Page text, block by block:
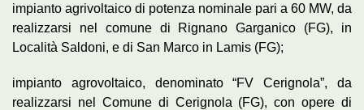
impianto agrivoltaico di potenza nominale pari a 60 MW, da
realizzarsi nel comune di Rignano Garganico (FG), in
Località Saldoni, e di San Marco in Lamis (FG);
impianto agrovoltaico, denominato “FV Cerignola”, da
realizzarsi nel Comune di Cerignola (FG), con opere di